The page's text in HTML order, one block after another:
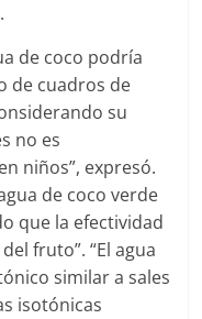
de coco podría
de cuadros de
su
no es
niños”, expresó.
de coco verde
que la efectividad
fruto”. “El agua
similar a sales
isotónicas